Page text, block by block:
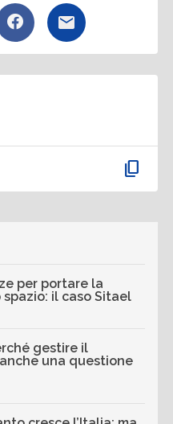
content_copy
per portare la
il caso Sitael
gestire il
una questione